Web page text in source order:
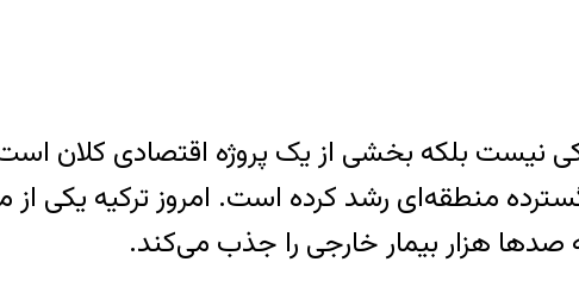
بلکه بخشی از یک پروژه اقتصادی کلان
منطقه‌ای رشد کرده است. امروز ترکیه یکی از
صدها هزار بیمار خارجی را جذب می‌کند.